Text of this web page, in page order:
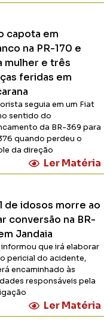
capota em
na PR-170 e
mulher e três
feridas em
seguia em um Fiat
sentido do
da BR-369 para
quando perdeu o
da direção
Ler Matéria
de idosos morre ao
conversão na BR-
Jandaia
informou que irá elaborar
pericial do acidente,
encaminhado às
responsáveis pela
Ler Matéria